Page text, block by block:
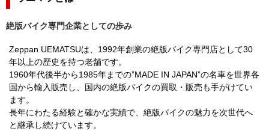
絶版バイク専門企業としての歩み
Zeppan UEMATSUは、1992年創業の絶版バイク専門店として30
年以上の歴史を持つ老舗です。
1960年代後半から1985年までの”MADE IN JAPAN”の名車を世界各
国から輸入販売し、国内の絶版バイクの買取・販売も手がけてい
ます。
長年にわたる経験と確かな実績で、絶版バイクの魅力を次世代へ
と継承し続けています。